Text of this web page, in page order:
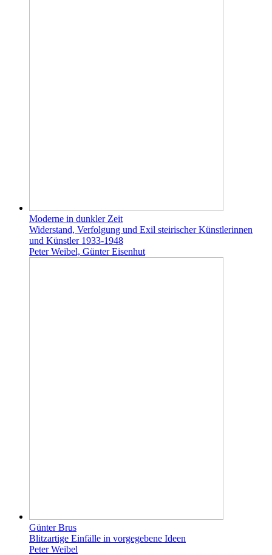
Moderne in dunkler Zeit
Widerstand, Verfolgung und Exil steirischer Künstlerinnen
und Künstler 1933-1948
Peter Weibel, Günter Eisenhut
Günter Brus
Blitzartige Einfälle in vorgegebene Ideen
Peter Weibel